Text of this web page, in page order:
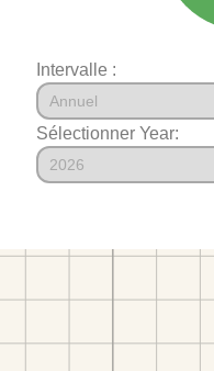
Intervalle :
Sélectionner Year: